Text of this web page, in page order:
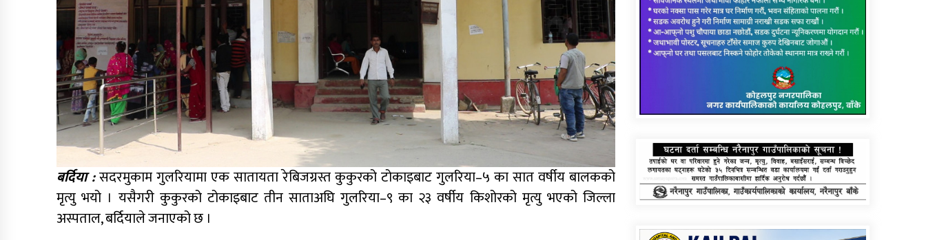
बर्दिया :सदरमुकाम गुलरियामा एक सातायता रेबिजग्रस्त कुकुरको टोकाइबाट गुलरिया–५ का सात वर्षीय बालकको
मृत्यु भयो । यसैगरी कुकुरको टोकाइबाट तीन साताअघि गुलरिया–९ का २३ वर्षीय किशोरको मृत्यु भएको जिल्ला
अस्पताल, बर्दियाले जनाएको छ ।